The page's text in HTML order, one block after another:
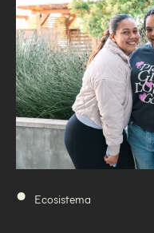
• Ecosistema